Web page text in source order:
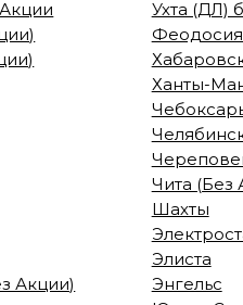
Акции)
Ухта (ДЛ)
Ханты-
Чита (Без
Шахты
Элиста
Энгельс